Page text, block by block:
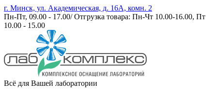
г. Минск, ул. Академическая, д. 16А, комн. 2
Пн-Пт, 09.00 - 17.00/ Отгрузка товара: Пн-Чт 10.00-16.00, Пт
10.00 - 15.00
Всё для Вашей лаборатории